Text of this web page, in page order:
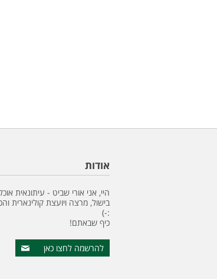
אודות
היי, אני אורי שביט - עיתונאית
בישול, מרצה ויועצת קולינארית
:-)
כיף שבאתם!
להרשמה לחצו כאן